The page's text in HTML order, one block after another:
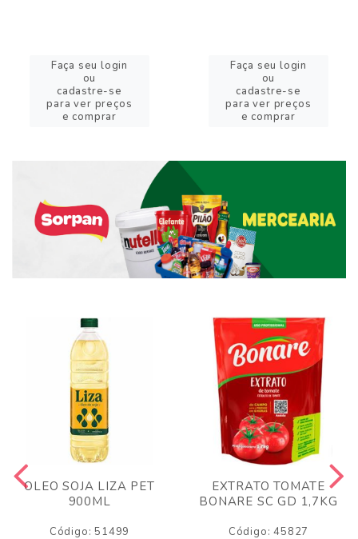
Faça seu login
ou
cadastre-se
para ver preços
e comprar
Faça seu login
ou
cadastre-se
para ver preços
e comprar
OLEO SOJA LIZA PET
900ML
Código: 51499
EXTRATO TOMATE
BONARE SC GD 1,7KG
Código: 45827